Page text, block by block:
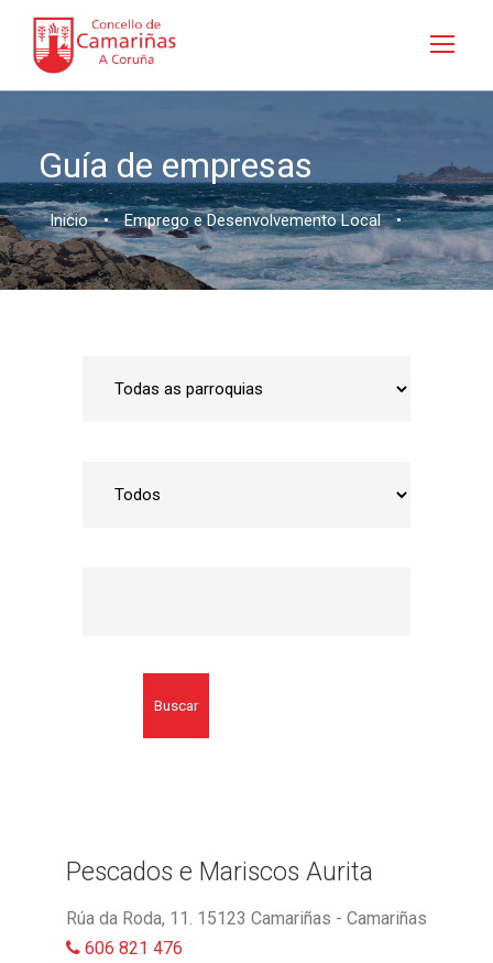
Guía de empresas
Inicio • Emprego e Desenvolvemento Local •
Buscar
Pescados e Mariscos Aurita
Rúa da Roda, 11. 15123 Camariñas - Camariñas
606 821 476